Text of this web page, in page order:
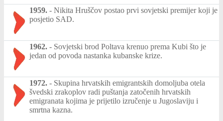
1959. - Nikita Hruščov postao prvi sovjetski premijer koji je
posjetio SAD.
1962. - Sovjetski brod Poltava krenuo prema Kubi što je
jedan od povoda nastanka kubanske krize.
1972. - Skupina hrvatskih emigrantskih domoljuba otela
švedski zrakoplov radi puštanja zatočenih hrvatskih
emigranata kojima je prijetilo izručenje u Jugoslaviju i
smrtna kazna.